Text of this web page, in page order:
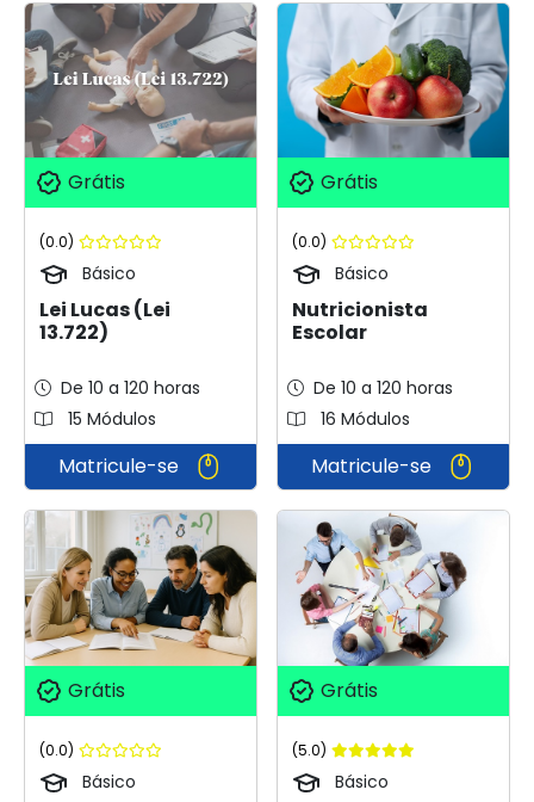
Grátis
(0.0)
Básico
Lei Lucas (Lei
13.722)
De 10 a 120 horas
15 Módulos
Matricule-se
Grátis
(0.0)
Básico
Nutricionista
Escolar
De 10 a 120 horas
16 Módulos
Matricule-se
Grátis
(0.0)
Básico
Grátis
(5.0)
Básico